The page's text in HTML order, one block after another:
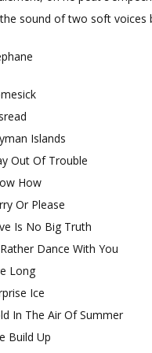
sound of two soft voices
Islands
Out Of Trouble
How
Or Please
Is No Big Truth
Rather Dance With You
Long
Ice
In The Air Of Summer
Build Up